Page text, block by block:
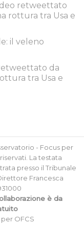
retweettato
rottura tra Usa e
il veleno
da
tra Usa e
- Focus per
La testata
presso il Tribunale
Francesca
è da
per OFCS